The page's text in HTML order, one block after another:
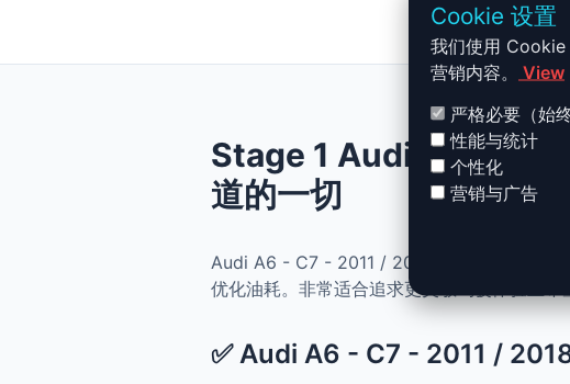
Stage 1 Audi A6 - C7
道的一切
Audi A6 - C7 - 2011 / 2018 3.0 V6 TDI -
优化油耗。非常适合追求更灵敏驾驶体验且希
✅ Audi A6 - C7 - 2011 /
Cookie 设置
我们使用 Cookie
营销内容。
View
严格必要（始
性能与统计
个性化
营销与广告